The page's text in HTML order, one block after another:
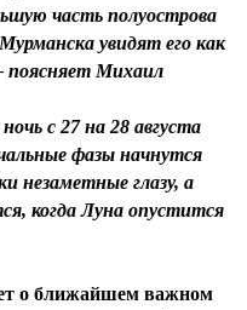
часть полуострова
увидят его как
поясняет Михаил
с 27 на 28 августа
фазы начнутся
незаметные глазу, а
когда Луна опустится
о ближайшем важном